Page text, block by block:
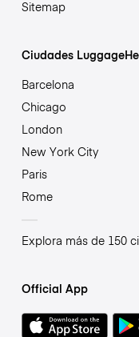
Sitemap
Ciudades
Barcelona
Chicago
London
New York City
Paris
Rome
Explora más de 150
Official App